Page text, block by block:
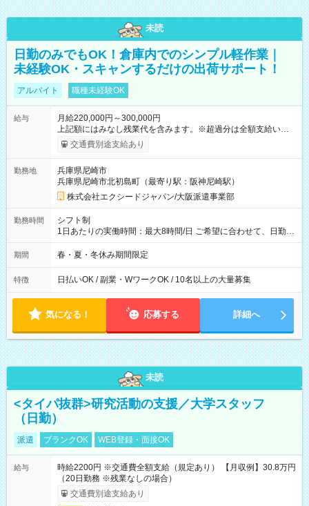
未読
日勤のみでもOK！倉庫内でのシンプル軽作業｜
未経験OK・スキャンするだけの出荷サポート！
アルバイト 職種未経験OK
給与
月給220,000円～300,000円
上記額にはみなし残業代を含みます。※超過分は全額支給いたし
ます。 みなし残業代 15,875円 以上／月 みなし残業時間 10時間
／月 【 各種手当 】 ■交通費支給（全額支給） 【 試用期間 】
【試用期間】試用期間あり 試用期間の長さ：2ヶ月 雇用形態、
給与は本採用時と同じです。 ※スムーズな選考のため、お電話
番号のご入力は必須となっております。未記入の場合は応募が
無効となる可能性がございます。
交通費別途支給あり
勤務地
兵庫県尼崎市
兵庫県尼崎市北初島町（最寄り駅：阪神尼崎駅）
株式会社エクシードジャパン/大阪派遣事業部
勤務時間
シフト制
1日あたりの実働時間：最大8時間/日 ご希望に合わせて、日勤・
夜勤のいずれかを選べます！ 日勤：10:00～19:00（実働8時
間・休憩1時間） 夜勤：21:00～6:00 または 22:00～7:00（実働
期間 春・夏・冬休み期間限定
特徴 日払いOK / 副業・WワークOK / 10名以上の大量募集
気になる！ 応募する 詳細へ
未読
<タイパ抜群>研究活動の支援／大学スタッフ
（日勤）
派遣 ブランクOK WEB登録・面接OK
給与
時給2200円 ※交通費全額支給（規定あり） 【月収例】30.8万円
（20日勤務 ※残業なしの場合）
交通費別途支給あり